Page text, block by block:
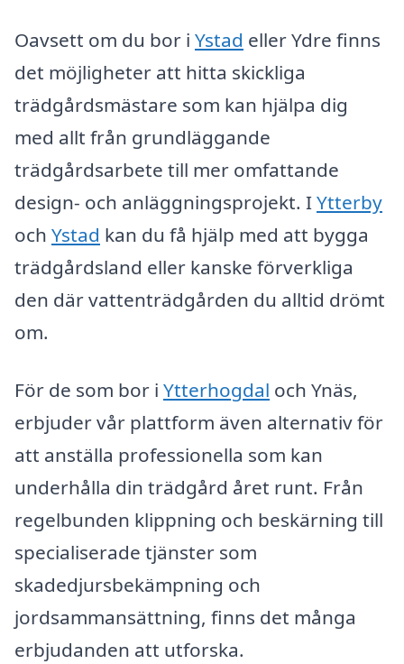
Oavsett om du bor i Ystad eller Ydre finns
det möjligheter att hitta skickliga
trädgårdsmästare som kan hjälpa dig
med allt från grundläggande
trädgårdsarbete till mer omfattande
design- och anläggningsprojekt. IYtterby
och Ystad kan du få hjälp med att bygga
trädgårdsland eller kanske förverkliga
den där vattenträdgården du alltid drömt
om.
För de som bor i Ytterhogdal och Ynäs,
erbjuder vår plattform även alternativ för
att anställa professionella som kan
underhålla din trädgård året runt. Från
regelbunden klippning och beskärning till
specialiserade tjänster som
skadedjursbekämpning och
jordsammansättning, finns det många
erbjudanden att utforska.